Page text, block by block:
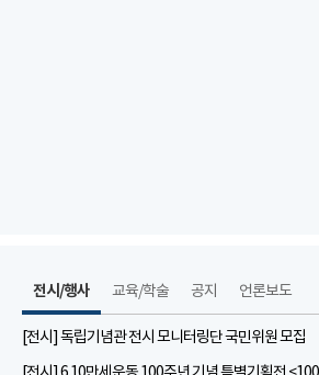
전시/행사
[전시] 독립기념관 전시 모니터링단 국민위원 모집
교육/학술 공지 언론보도